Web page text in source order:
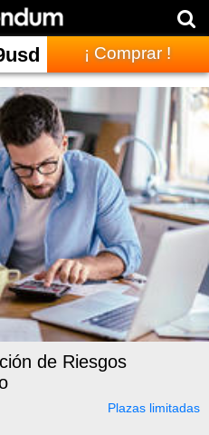
usd ¡ Comprar !
de Riesgos
Plazas limitadas